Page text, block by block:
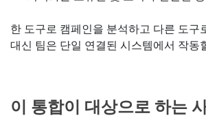
한 도구로 캠페인을 분석하고 다른 도구
대신 팀은 단일 연결된 시스템에서 작동
이 통합이 대상으로 하는